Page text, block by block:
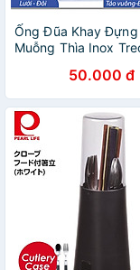
Ống Đũa Khay
Muỗng Thìa Inox
mẫu hình vuông,
táo
50.000 đ